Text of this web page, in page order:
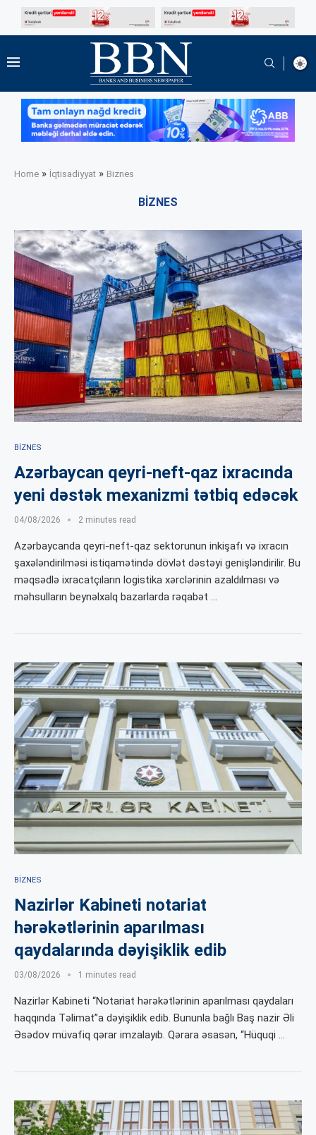
Home » İqtisadiyyat » Biznes
BIZNES
BIZNES
Azərbaycan qeyri-neft-qaz ixracında
yeni dəstək mexanizmi tətbiq edəcək
04/08/2026 2 minutes read
Azərbaycanda qeyri-neft-qaz sektorunun inkişafı və ixracın
şaxələndirilməsi istiqamətində dövlət dəstəyi genişləndirilir. Bu
məqsədlə ixracatçıların logistika xərclərinin azaldılması və
məhsulların beynəlxalq bazarlarda rəqabət …
BIZNES
Nazirlər Kabineti notariat
hərəkətlərinin aparılması
qaydalarında dəyişiklik edib
03/08/2026 1 minutes read
Nazirlər Kabineti “Notariat hərəkətlərinin aparılması qaydaları
haqqında Təlimat”a dəyişiklik edib. Bununla bağlı Baş nazir Əli
Əsədov müvafiq qərar imzalayıb. Qərara əsasən, “Hüquqi …